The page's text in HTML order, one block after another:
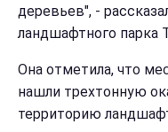
деревьев", -
ландшафтного парка
Она отметила, что
нашли трехтонную
территорию